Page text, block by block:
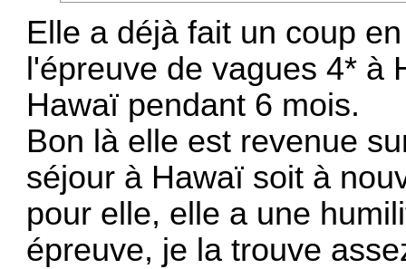
Elle a déjà fait un coup
l'épreuve de vagues 4* à
Hawaï pendant 6 mois.
Bon là elle est revenue
séjour à Hawaï soit à
pour elle, elle a une
épreuve, je la trouve